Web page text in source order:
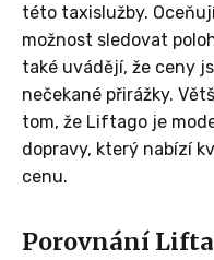
této taxislužby.
možnost sledovat
také uvádějí, že ceny
nečekané přirážky.
tom, že Liftago je
dopravy, který nabízí
cenu.
Porovnání